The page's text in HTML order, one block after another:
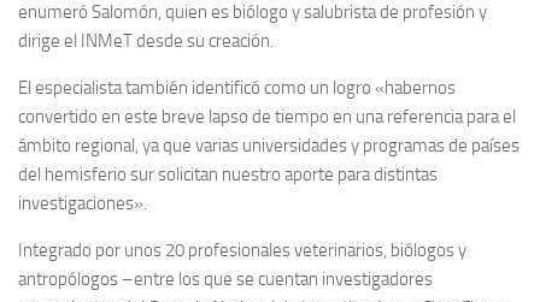
enumeró Salomón, quien es biólogo y salubrista de profesión y
dirige el INMeT desde su creación.
El especialista también identificó como un logro «habernos
convertido en este breve lapso de tiempo en una referencia para el
ámbito regional, ya que varias universidades y programas de países
del hemisferio sur solicitan nuestro aporte para distintas
investigaciones».
Integrado por unos 20 profesionales veterinarios, biólogos y
antropólogos –entre los que se cuentan investigadores